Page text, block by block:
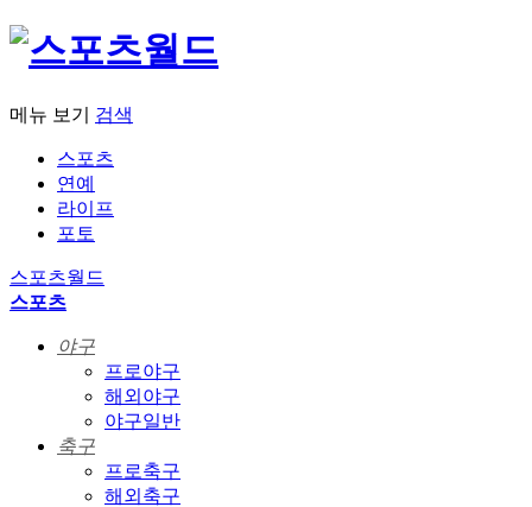
메뉴 보기 검색
스포츠
연예
라이프
포토
스포츠월드
스포츠
야구
프로야구
해외야구
야구일반
축구
프로축구
해외축구